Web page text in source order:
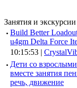
Занятия и экскурсии
· Build Better
u4gm Delta Force
10:15:53 |
· Дети со взрослыми
вместе занятия
речь, движение